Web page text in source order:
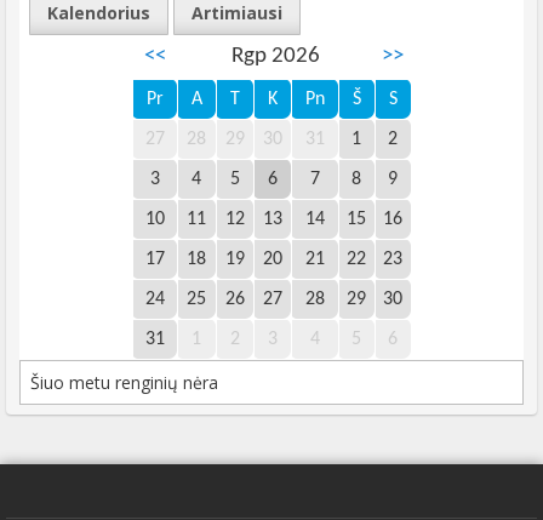
Kalendorius
Artimiausi
<<
Rgp 2026 >>
Pr A T K Pn Š S
27 28 29 30 31 1 2
3 4 5 6 7 8 9
10 11 12 13 14 15 16
17 18 19 20 21 22 23
24 25 26 27 28 29 30
31 1 2 3 4 5 6
Šiuo metu renginių nėra